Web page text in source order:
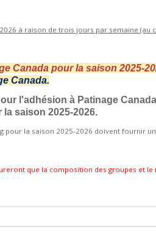
à raison de trois jours par semaine (au
Canada pour la saison 2025-
Canada.
l'adhésion à Patinage
saison 2025-2026.
pour la saison 2025-2026 doivent fournir
que la composition des groupes et